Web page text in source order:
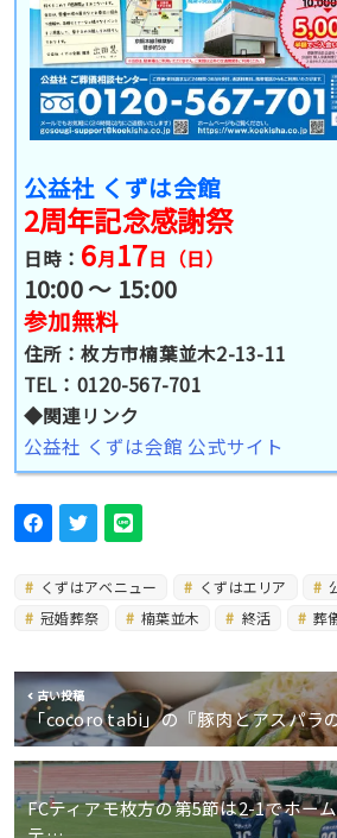
公益社 くずは会館
2周年記念感謝祭
日時： 6月17日（日）
10:00 〜 15:00
参加無料
住所：枚方市楠葉並木2-13-11
TEL：0120-567-701
◆関連リンク
公益社 くずは会館 公式サイト
くずはアベニュー くずはエリア
冠婚葬祭
楠葉並木 終活 葬
古い投稿
「cocoro tabi」の『豚肉とアスパラ
FCティアモ枚方の第5節は2-1でホー